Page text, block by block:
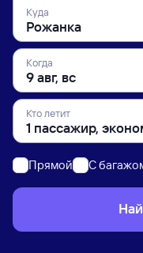
Куда
Когда
Кто летит
Прямой C